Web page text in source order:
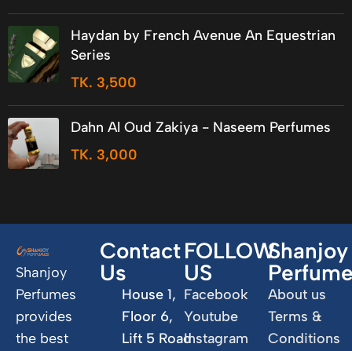
Haydan by French Avenue An Equestrian
Series
TK. 3,500
Dahn Al Oud Zakiya - Naseem Perfumes
TK. 3,000
Shanjoy
Perfumes
provides
the best
Contact
Us
House 1,
Floor 6,
Lift 5 Road
FOLLOW
US
Facebook
Youtube
Instagram
Shanjoy
About us
Terms &
Conditions